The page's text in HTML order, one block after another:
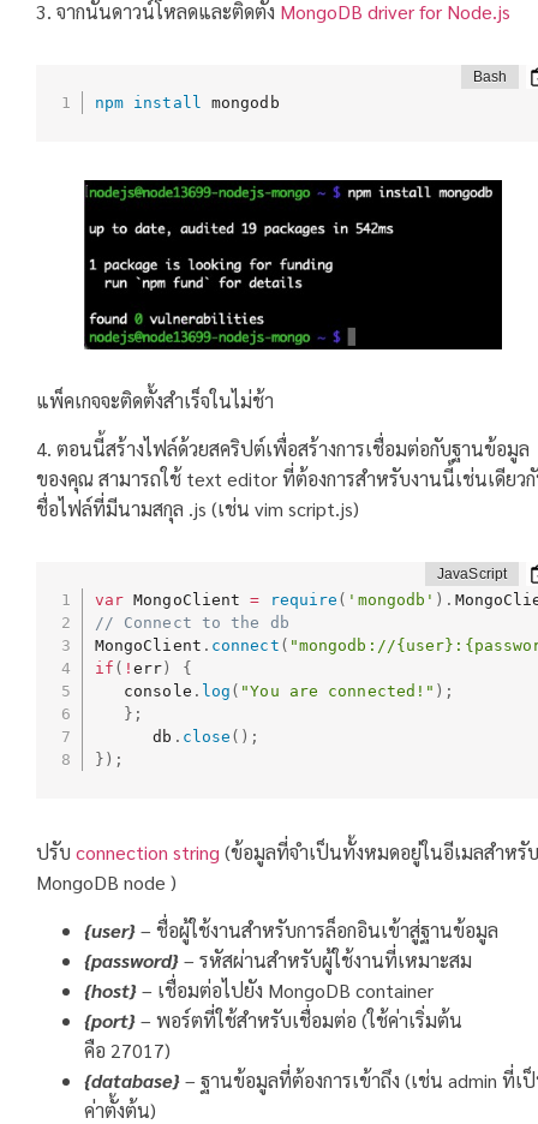
3. จากนั้นดาวน์โหลดและติดตั้ง MongoDB driver for Node.js
npm install mongodb
แพ็คเกจจะติดตั้งสำเร็จในไม่ช้า
4. ตอนนี้สร้างไฟล์ด้วยสคริปต์เพื่อสร้างการเชื่อมต่อกับฐานข้อมูล
ของคุณ สามารถใช้ text editor ที่ต้องการสำหรับงานนี้เช่นเดียว
ชื่อไฟล์ที่มีนามสกุล .js (เช่น vim script.js)
var MongoClient = require ( 'mongodb' ) .
// Connect to the db
MongoClient . connect ( "mongodb://
if ( !err )
{
   console
. log ( "You are connected!" ) ;
} ;
      db
. close ( ) ;
} ) ;
ปรับ connection string (ข้อมูลที่จำเป็นทั้งหมดอยู่ในอีเมลสำหรับ
MongoDB node )
{user}– ชื่อผู้ใช้งานสำหรับการล็อกอินเข้าสู่ฐานข้อมูล
{password}– รหัสผ่านสำหรับผู้ใช้งานที่เหมาะสม
{host}– เชื่อมต่อไปยัง MongoDB container
{port}– พอร์ตที่ใช้สำหรับเชื่อมต่อ (ใช้ค่าเริ่มต้น
คือ 27017)
{database}– ฐานข้อมูลที่ต้องการเข้าถึง (เช่น admin ที่เ
ค่าตั้งต้น)